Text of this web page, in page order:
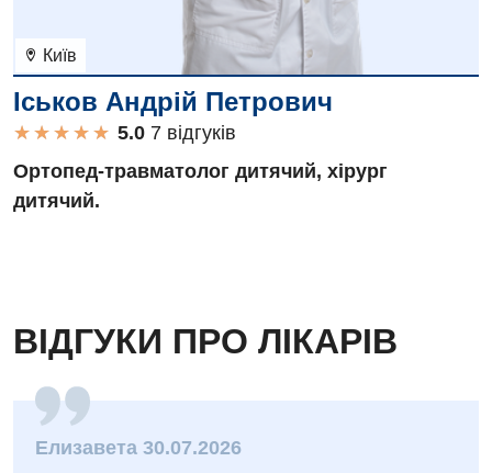
Київ
Іськов Андрій Петрович
★
★
★
★
★
★ ★ ★ ★ ★
7 вiдгукiв
Ортопед-травматолог дитячий, хірург
дитячий.
ВІДГУКИ ПРО ЛІКАРІВ
Елизавета 30.07.2026